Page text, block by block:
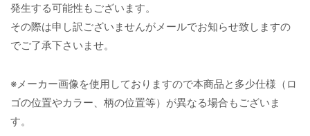
発生する可能性もございます。
その際は申し訳ございませんがメールでお知らせ致しますの
でご了承下さいませ。
※メーカー画像を使用しておりますので本商品と多少仕様（ロ
ゴの位置やカラー、柄の位置等）が異なる場合もございま
す。